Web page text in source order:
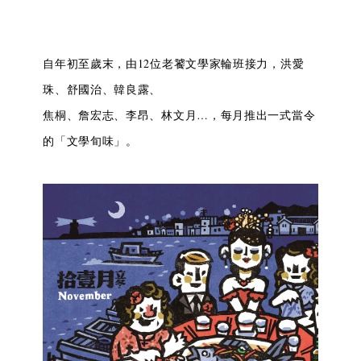
自年初至歲末，由12位老饕文學家輪班接力，洪愛
珠、舒國治、韓良露、
焦桐、詹宏志、李昂、林文月…，每月推出一式當令
的「文學旬味」。